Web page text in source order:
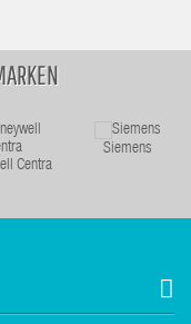
Centra
Siemens